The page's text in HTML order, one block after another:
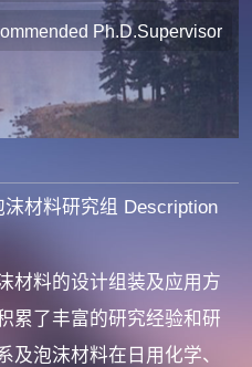
Ph.D.Supervisor
材料研究组 Description
材料的设计组装及应用方
累了丰富的研究经验和研
及泡沫材料在日用化学、